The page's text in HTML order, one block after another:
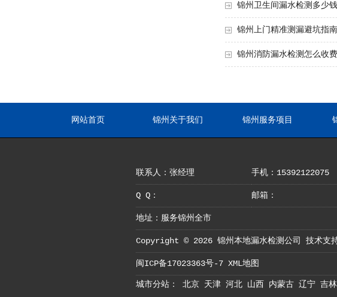
锦州卫生间漏水检测多少钱
锦州上门精准测漏避坑指
锦州消防漏水检测怎么收
网站首页 锦州关于我们 锦州服务项目
联系人：张经理 手机：15392122075
Q Q： 邮箱：
地址：服务锦州全市
Copyright © 2026 锦州本地漏水检测公司 技术支
闽ICP备17023363号-7 XML地图
城市分站： 北京 天津 河北 山西 内蒙古 辽宁 吉林